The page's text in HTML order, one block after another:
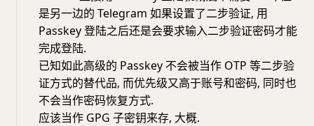
是另一边的 Telegram 如果设置了二步验证, 用
Passkey 登陆之后还是会要求输入二步验证密码才能
完成登陆.
已知如此高级的 Passkey 不会被当作 OTP 等二步验
证方式的替代品, 而优先级又高于账号和密码, 同时也
不会当作密码恢复方式.
应该当作 GPG 子密钥来存, 大概.